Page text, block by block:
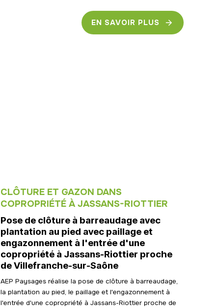
EN SAVOIR PLUS
CLÔTURE ET GAZON DANS
COPROPRIÉTÉ À JASSANS-RIOTTIER
Pose de clôture à barreaudage avec
plantation au pied avec paillage et
engazonnement à l'entrée d'une
copropriété à Jassans-Riottier proche
de Villefranche-sur-Saône
AEP Paysages réalise la pose de clôture à barreaudage,
la plantation au pied, le paillage et l'engazonnement à
l'entrée d'une copropriété à Jassans-Riottier proche de